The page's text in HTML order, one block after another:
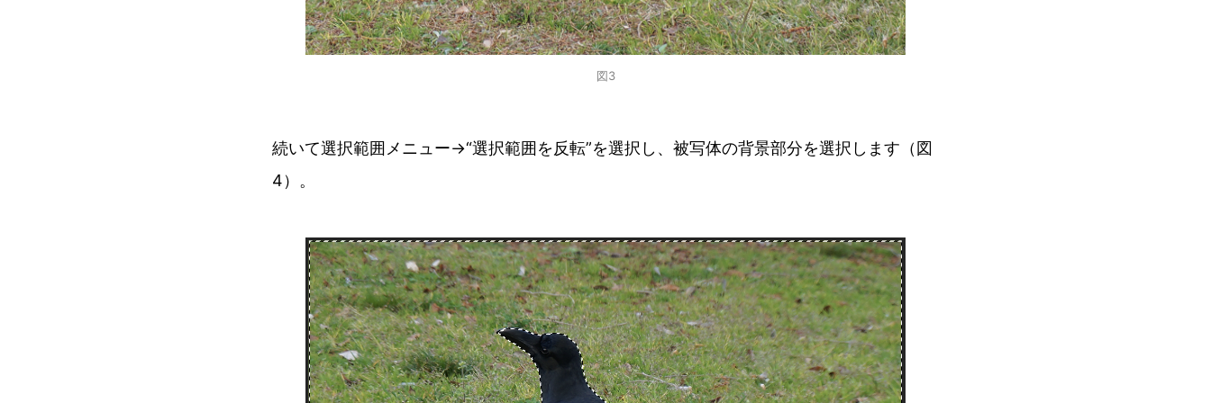
図3
続いて選択範囲メニュー→“選択範囲を反転”を選択し、被写体の背景部分を選択します（図
4）。